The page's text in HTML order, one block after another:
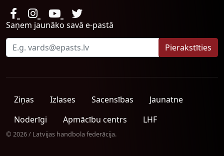
Saņem jaunāko savā e-pastā
Ziņas Izlases Sacensības
Jaunatne
Noderīgi
Apmācību centrs LHF
© 2026 / Latvijas handbola federācija.